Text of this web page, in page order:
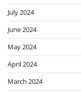
July 2024
June 2024
May 2024
April 2024
March 2024